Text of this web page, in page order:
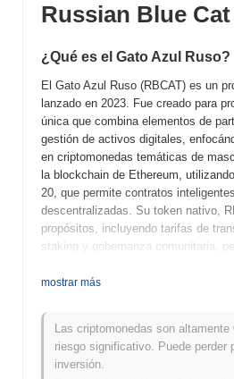
Russian Blue
¿Qué es el Gato Azul Ruso?
El Gato Azul Ruso (RBCAT) es un
lanzado en 2023. Fue creado para
única que combina elementos de
gestión de activos digitales,
en criptomonedas temáticas de
la blockchain de Ethereum,
20, que permite contratos
descentralizadas. Su token nativo,
propósitos, incluyendo tarifas de
staking y gobernanza comunitaria,
desarrollos futuros del proyecto. El
comunidad que apoya iniciativas
actividades benéficas. Este
combinado con su uso innovador de
posiciona como un jugador notable
mostrar más
Las criptomonedas son
riesgo significativo. Puede perder
inversión.